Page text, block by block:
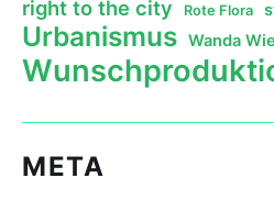
right to the city Rote Flora
Urbanismus Wanda
META